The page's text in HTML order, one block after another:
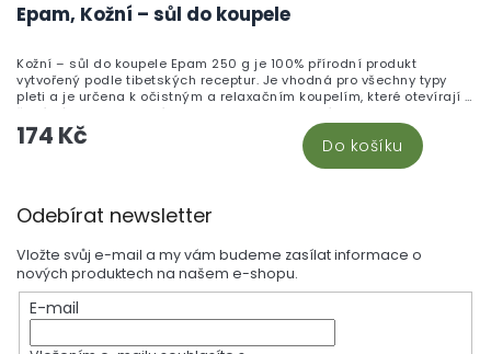
Epam, Kožní – sůl do koupele
174 Kč Do košíku
Kožní – sůl do koupele Epam 250 g je 100% přírodní produkt
vytvořený podle tibetských receptur. Je vhodná pro všechny typy
pleti a je určena k očistným a relaxačním koupelím, které otevírají a
čistí póry, harmonizují organismus a podporují celkovou regeneraci
pokožky.
Odebírat newsletter
Vložte svůj e-mail a my vám budeme zasílat informace o
nových produktech na našem e-shopu.
E-mail